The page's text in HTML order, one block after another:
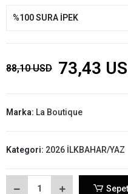
%100 SURA İPEK
88,10 USD 73,43
Marka: La Boutique
Kategori: 2026 İLKBAHAR/YAZ